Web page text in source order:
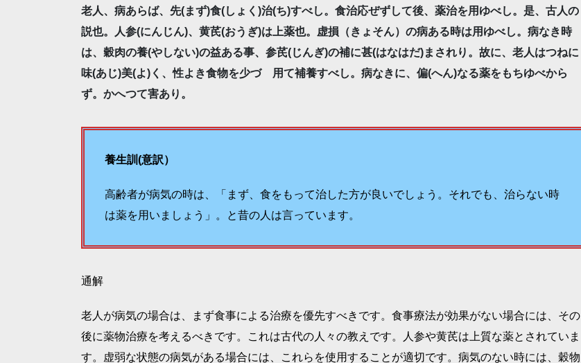
老人、病あらば、先(まず)食(しょく)治(ち)すべし。食治応ぜずして後、薬治を用ゆべし。是、古人の
説也。人参(にんじん)、黄芪(おうぎ)は上薬也。虚損（きょそん）の病ある時は用ゆべし。病なき時
は、穀肉の養(やしない)の益ある事、参芪(じんぎ)の補に甚(はなはだ)まされり。故に、老人はつねに
味(あじ)美(よ)く、性よき食物を少づゝ用て補養すべし。病なきに、偏(へん)なる薬をもちゆべから
ず。かへつて害あり。
養生訓(意訳）
高齢者が病気の時は、「まず、食をもって治した方が良いでしょう。それでも、治らない時
は薬を用いましょう」。と昔の人は言っています。
通解
老人が病気の場合は、まず食事による治療を優先すべきです。食事療法が効果がない場合には、その
後に薬物治療を考えるべきです。これは古代の人々の教えです。人参や黄芪は上質な薬とされていま
す。虚弱な状態の病気がある場合には、これらを使用することが適切です。病気のない時には、穀物